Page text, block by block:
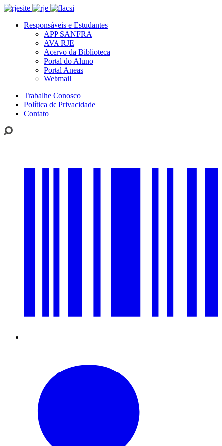
Responsáveis e Estudantes
APP SANFRA
AVA RJE
Acervo da Biblioteca
Portal do Aluno
Portal Aneas
Webmail
Trabalhe Conosco
Política de Privacidade
Contato